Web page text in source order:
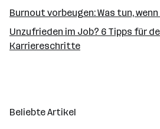
Burnout vorbeugen: Was tun,
Unzufrieden im Job? 6 Tipps für
Karriereschritte
Beliebte Artikel